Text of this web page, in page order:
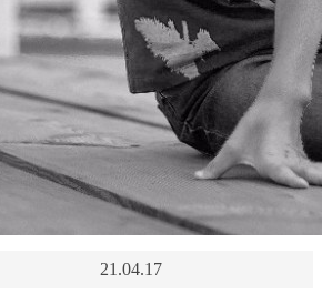
21.04.17